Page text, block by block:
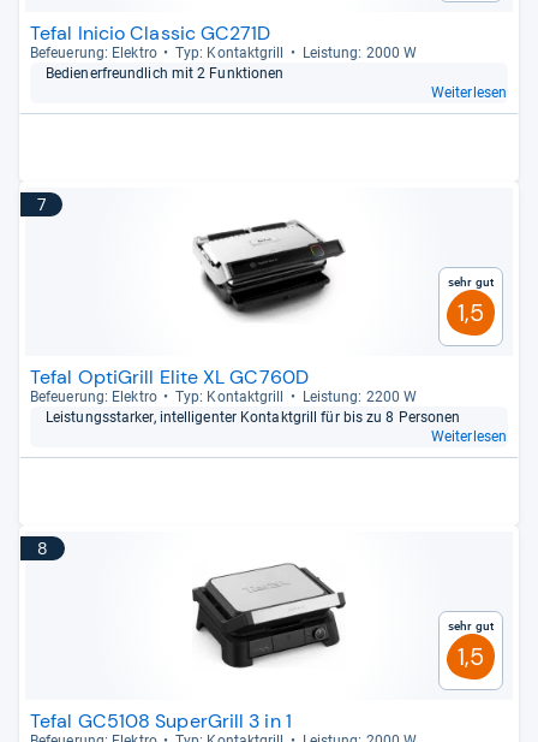
Tefal Inicio Classic GC271D
Befeue­rung: Elek­tro Typ: Kon­takt­grill
Leis­tung: 2000 W
Bediener­freund­lich mit 2 Funk­tio­nen
Weiterlesen
7
Sehr gut
1,5
Tefal OptiGrill Elite XL GC760D
Befeue­rung: Elek­tro Typ: Kon­takt­grill
Leis­tung: 2200 W
Leis­tungs­star­ker, intel­li­gen­ter Kon­takt­grill für bis zu 8 Per­so­nen
Weiterlesen
8
Sehr gut
1,5
Tefal GC5108 SuperGrill 3 in 1